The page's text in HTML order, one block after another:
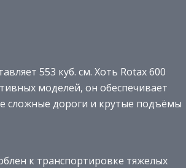
553 куб. см. Хоть Rotax 600
моделей, он обеспечивает
сложные дороги и крутые подъёмы
к транспортировке тяжелых